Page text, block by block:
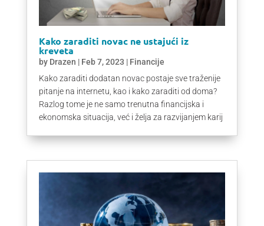
Kako zaraditi novac ne ustajući iz
kreveta
by Drazen | Feb 7, 2023 | Financije
Kako zaraditi dodatan novac postaje sve traženije
pitanje na internetu, kao i kako zaraditi od doma?
Razlog tome je ne samo trenutna financijska i
ekonomska situacija, već i želja za razvijanjem karij